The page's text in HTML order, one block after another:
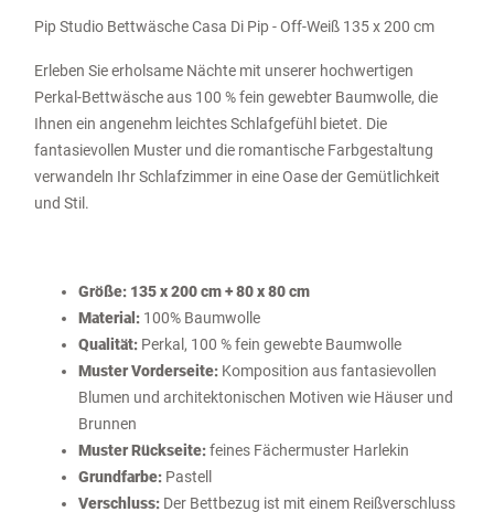
Pip Studio Bettwäsche Casa Di Pip - Off-Weiß 135 x 200 cm
Erleben Sie erholsame Nächte mit unserer hochwertigen
Perkal-Bettwäsche aus 100 % fein gewebter Baumwolle, die
Ihnen ein angenehm leichtes Schlafgefühl bietet. Die
fantasievollen Muster und die romantische Farbgestaltung
verwandeln Ihr Schlafzimmer in eine Oase der Gemütlichkeit
und Stil.
Größe: 135 x 200 cm + 80 x 80 cm
Material: 100% Baumwolle
Qualität: Perkal, 100 % fein gewebte Baumwolle
Muster Vorderseite: Komposition aus fantasievollen
Blumen und architektonischen Motiven wie Häuser und
Brunnen
Muster Rückseite:feines Fächermuster Harlekin
Grundfarbe: Pastell
Verschluss: Der Bettbezug ist mit einem Reißverschluss